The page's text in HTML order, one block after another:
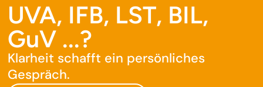
UVA, IFB, LST, BIL,
GuV ...?
Klarheit schafft ein persönliches
Gespräch.